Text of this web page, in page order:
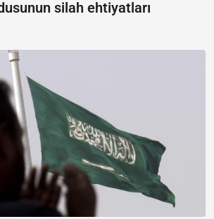
silah ehtiyatları